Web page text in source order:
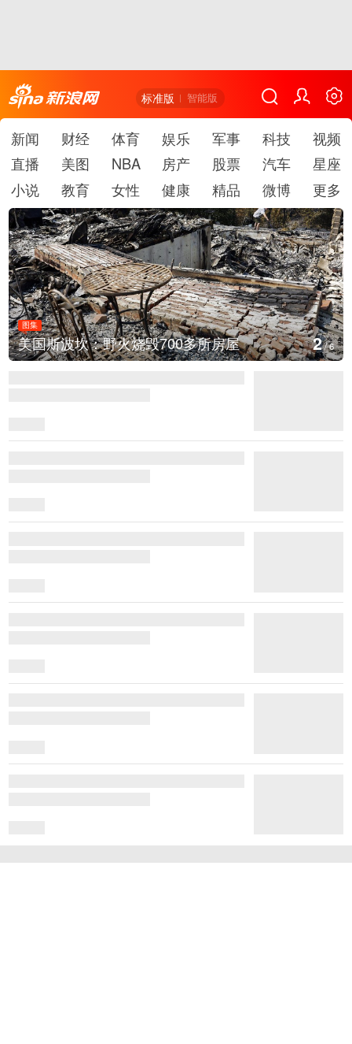
标准版 智能版
新闻 财经 体育 娱乐 军事 科技
视频
直播
美图 NBA 房产 股票 汽车
星座
小说
教育 女性 健康 精品 微博 更多
图集
美国斯波坎：野火烧毁700多所房屋 2/6